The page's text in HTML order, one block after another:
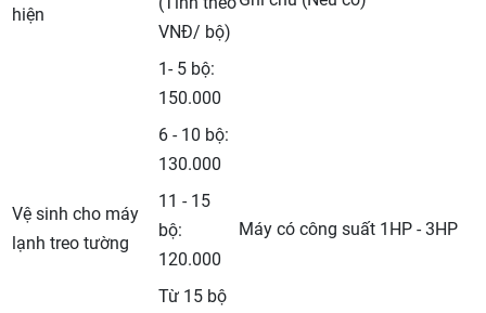
hiện
VNĐ/ bộ)
Vệ sinh cho máy
lạnh treo tường
1- 5 bộ:
150.000
Máy có công suất 1HP - 3HP
6 - 10 bộ:
130.000
11 - 15
bộ:
120.000
Từ 15 bộ